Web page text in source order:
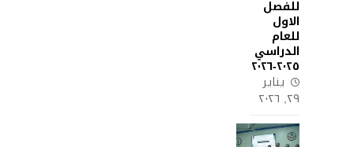
للفصل
الاول
للعام
الدراسي
٢٠٢٥-٢٠٢٦
يناير
٢٩, ٢٠٢٦